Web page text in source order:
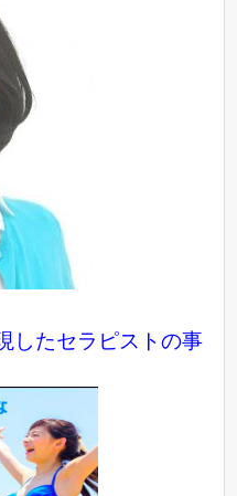
したセラピストの事